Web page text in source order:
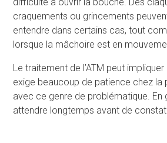
craquements ou grincements
entendre dans certains cas, tout
lorsque la mâchoire est en
Le traitement de l’ATM peut
exige beaucoup de patience chez la
avec ce genre de problématique. En
attendre longtemps avant de